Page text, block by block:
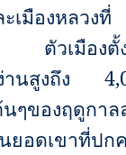
เมืองหลวงที่
ตัวเมืองตั้
ง่านสูงถึง
ๆของฤดูกาล
ยอดเขาที่ปก